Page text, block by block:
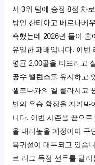
서 3위 팀에 승점 8점 차
방인 산티아고 베르나베
축했는데 2026년 들어 홈
유일한 패배입니다. 이번
평균 2.00골을 터뜨리고
공수 밸런스를 유지하고
셀로나와의 엘 클라시코
벌의 우승 확정을 지켜봐
니다. 이번 시즌을 끝으
을 내려놓을 예정이며 구
복귀설이 대두되고 있습
로 리그 득점 선두를 달리